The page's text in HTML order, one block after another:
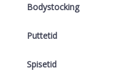
Bodystocking
Puttetid
Spisetid